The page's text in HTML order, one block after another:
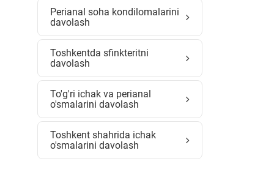
Perianal soha kondilomalarini
davolash
Toshkentda sfinkteritni
davolash
To'g'ri ichak va perianal
o'smalarini davolash
Toshkent shahrida ichak
o'smalarini davolash